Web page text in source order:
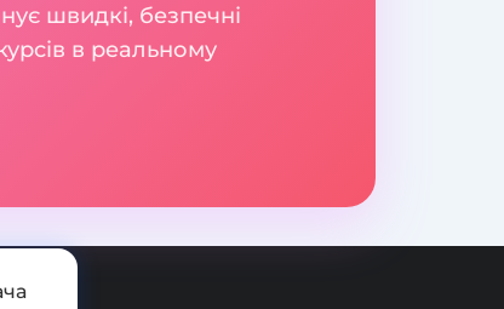
швидкі, безпечні
в реальному